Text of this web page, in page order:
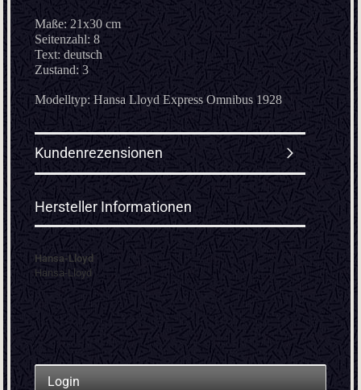
Maße: 21x30 cm
Seitenzahl: 8
Text: deutsch
Zustand: 3
Modelltyp: Hansa Lloyd Express Omnibus 1928
Kundenrezensionen
Hersteller Informationen
Hansa-Lloyd
Hansa-Lloyd
Login